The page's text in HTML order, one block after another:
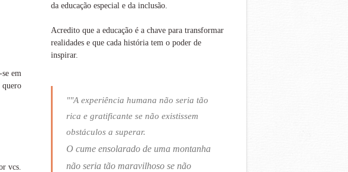
em
vcs.
da educação especial e da inclusão.
Acredito que a educação é a chave para transformar
realidades e que cada história tem o poder de
inspirar.
""A experiência humana não seria tão
rica e gratificante se não existissem
obstáculos a superar.
O cume ensolarado de uma montanha
não seria tão maravilhoso se não